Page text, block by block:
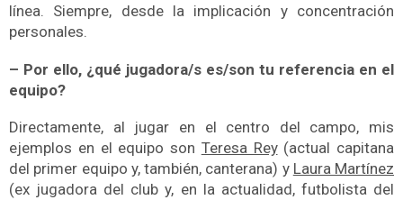
línea. Siempre, desde la implicación y concentración
personales.
– Por ello, ¿qué jugadora/s es/son tu referencia en el
equipo?
Directamente, al jugar en el centro del campo, mis
ejemplos en el equipo son Teresa Rey(actual capitana
del primer equipo y, también, canterana) y Laura Martínez
(ex jugadora del club y, en la actualidad, futbolista del